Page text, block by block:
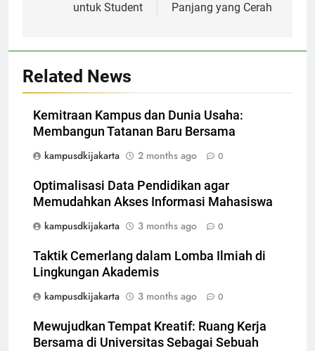
untuk Student
Panjang yang Cerah
Related News
Kemitraan Kampus dan Dunia Usaha:
Membangun Tatanan Baru Bersama
kampusdkijakarta
2 months ago 0
Optimalisasi Data Pendidikan agar
Memudahkan Akses Informasi Mahasiswa
kampusdkijakarta
3 months ago 0
Taktik Cemerlang dalam Lomba Ilmiah di
Lingkungan Akademis
kampusdkijakarta
3 months ago 0
Mewujudkan Tempat Kreatif: Ruang Kerja
Bersama di Universitas Sebagai Sebuah